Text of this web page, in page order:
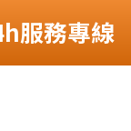
服務專線